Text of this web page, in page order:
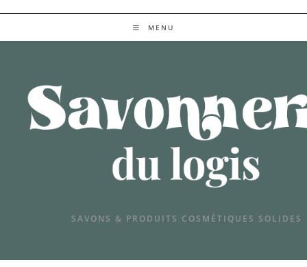
MENU
SAVONS & PRODUITS COSMÉTIQUES SOLIDES